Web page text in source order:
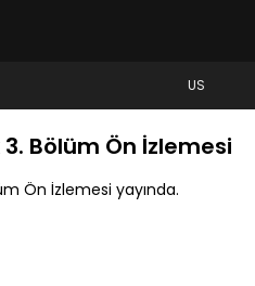
US
Bölüm Ön İzlemesi
Ön İzlemesi yayında.